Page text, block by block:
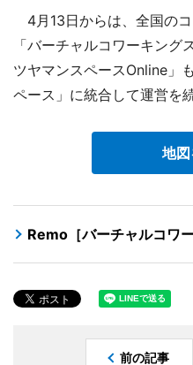
4月13日からは、全国の
「バーチャルコワーキン
ツヤマンスペースOnline」
ペース」に統合して運営を
地
Remo［バーチャルコワ
前の記事